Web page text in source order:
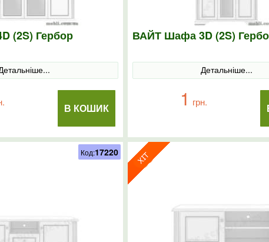
(2S) Гербор
В КОШИК
ВАЙТ Шафа 3D (2S)
Детальніше...
1 грн.
Код:17220